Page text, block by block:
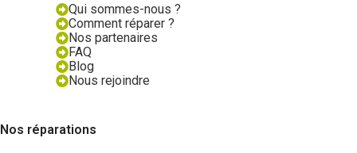
Qui sommes-nous ?
Comment réparer ?
Nos partenaires
FAQ
Blog
Nous rejoindre
Nos réparations